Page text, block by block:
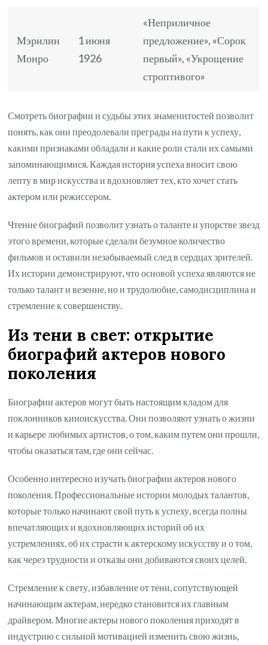
Мэрилин
Монро
1 июня
1926
«Неприличное
предложение», «Сорок
первый», «Укрощение
строптивого»
Смотреть биографии и судьбы этих знаменитостей позволит
понять, как они преодолевали преграды на пути к успеху,
какими признаками обладали и какие роли стали их самыми
запоминающимися. Каждая история успеха вносит свою
лепту в мир искусства и вдохновляет тех, кто хочет стать
актером или режиссером.
Чтение биографий позволит узнать о таланте и упорстве звезд
этого времени, которые сделали безумное количество
фильмов и оставили незабываемый след в сердцах зрителей.
Их истории демонстрируют, что основой успеха являются не
только талант и везение, но и трудолюбие, самодисциплина и
стремление к совершенству.
Из тени в свет: открытие
биографий актеров нового
поколения
Биографии актеров могут быть настоящим кладом для
поклонников киноискусства. Они позволяют узнать о жизни
и карьере любимых артистов, о том, каким путем они прошли,
чтобы оказаться там, где они сейчас.
Особенно интересно изучать биографии актеров нового
поколения. Профессиональные истории молодых талантов,
которые только начинают свой путь к успеху, всегда полны
впечатляющих и вдохновляющих историй об их
устремлениях, об их страсти к актерскому искусству и о том,
как через трудности и отказы они добиваются своих целей.
Стремление к свету, избавление от тени, сопутствующей
начинающим актерам, нередко становится их главным
драйвером. Многие актеры нового поколения приходят в
индустрию с сильной мотивацией изменить свою жизнь,